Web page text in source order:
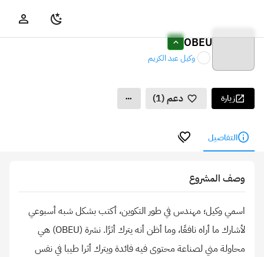
OBEU
وكيل عبد الكريم
زيارة دعم (1)
التفاصيل
وصف المشروع
اسمي وكيل؛ مهندس في طور التكوين، أكتب بشكل شبه أسبوعي
لأشارك ما أراه نافعًا، وما أظن أنه يترك أثرًا. نشرة (OBEU) هي
محاولة مني لصناعة محتوى فيه فائدة ويترك أثرا طيبا في نفس